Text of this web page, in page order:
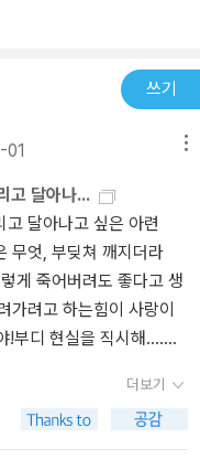
애주는 자극을 원할 수도
할 수는 없지만, 고통을 직
긍정을 끌어내서 다시
. 말 그대로 모순되지만
기쁨도 있지 않은가.등
때가 분명 있긴 했지만
해할 수 있다. 이 책을 통
는 인정하고 받아들이는
책을 읽는가보다) 내가
안에서의 양가감정을 느
않은 미래의 독자에게 일
험된 후가 아니면 절대 마
거운 불 앞으로 다가가는
다. 나는 그렇게 믿는다.
마지막으로 한마디. 일 년
면서 살아가는 것이 아니
이된다. 그것이 인생이
나는 끊임없이 독서를
. 진진의 삶은 모순 때문
것이며 그 길에 <모순>이
이다.​이십몇 년 전, 당신
지어준 나, 그러나 운명적
안진진으로 만들어버린
시간들 중에 그런 내가 차
시간에 혹시 나를 생각하
(269쪽)​​​소설의 스토리도
서 발견하는 문장에 무
마음에 담아둔다. ​우리들
고, 자기 자신이 행복하
한다. 얼마 전 어떤 책을
훌륭한 충고가 되어준
있다면 불행의 극복은
두 쟁취할 수 있었으면서
이모의 자살 때문이었다.
복하게 만들어주는 반면,
다. 온갖 고난과 불행을
엄마의 인생과 모든걸 다
대조를 이룬다. 행복해보
불행은 다르다. 진진은
모순을 깨닫고 그런 삶에
후, 그녀는 행복과 불행
더 복잡한 모순적인 삶
나영규에게서 구하고자
목소리지만 다른 삶을
람으로 나영규가 이모부
입니다. 강함보다 약함을
며 숲속에 핀 야생화 사
진을 자신의 방 한쪽 벽
결혼을 예상하게 되지만
된 견고한 집에서 행복해
낸 마지막 편지 속에 모
삶이 부러웠다는 글은 김
에게 틀도록 만들었습니
밖이라고 의외라고 느끼
하게 생각하고 자기 자
쓰기
고 달아나...
달아나고 싶은 아련
무엇, 부딪쳐 깨지더라
게 죽어버려도 좋다고 생
가려고 하는힘이 사랑이
!부디 현실을 직시해....사
히 말해지는 것이 아님
때때로 우리로 하여금
수 없이 그 모순과 손잡으
더보기